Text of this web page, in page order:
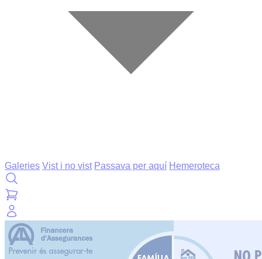
Galeries Vist i no vist Passava per aquí Hemeroteca